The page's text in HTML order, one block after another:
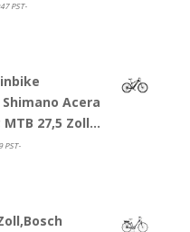
PST-
Acera
27,5 Zoll…
PST-